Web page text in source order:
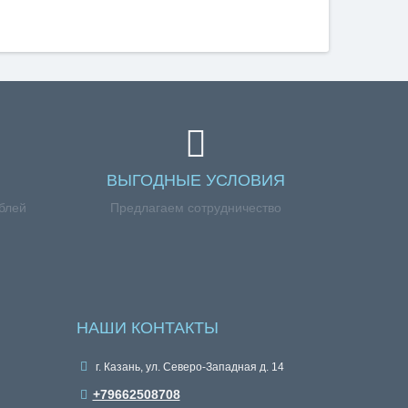
ВЫГОДНЫЕ УСЛОВИЯ
Предлагаем сотрудничество
НАШИ КОНТАКТЫ
г. Казань, ул. Северо-Западная д. 14
+79662508708